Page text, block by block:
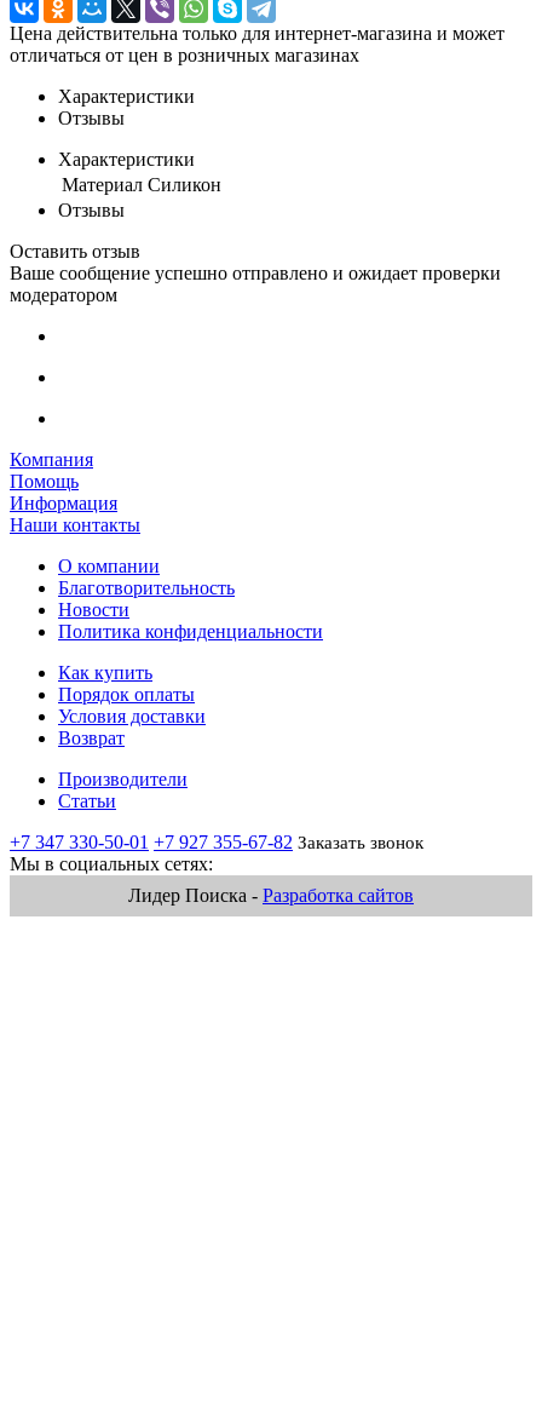
Цена действительна только для интернет-магазина и может
отличаться от цен в розничных магазинах
Характеристики
Отзывы
Характеристики
Материал Силикон
Отзывы
Оставить отзыв
Ваше сообщение успешно отправлено и ожидает проверки
модератором
Компания
Помощь
Информация
Наши контакты
О компании
Благотворительность
Новости
Политика конфиденциальности
Как купить
Порядок оплаты
Условия доставки
Возврат
Производители
Статьи
+7 347 330-50-01 +7 927 355-67-82 Заказать звонок
Мы в социальных сетях:
Лидер Поиска - Разработка сайтов